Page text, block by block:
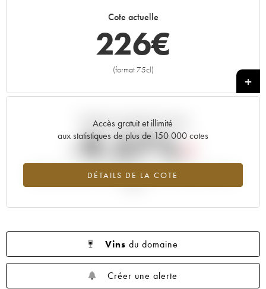
2001
Cote actuelle
226€
(format 75cl)
+
Accès gratuit et illimité
aux statistiques de plus de 150 000 cotes
DÉTAILS DE LA COTE
Tendance actuelle de la cote
-9.57%
Tendance à la baisse du millésime 2022 en 2026 par rapport à
Vins du domaine
Créer une alerte